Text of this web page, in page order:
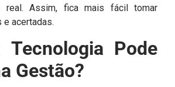
real. Assim, fica mais fácil tomar
acertadas.
Tecnologia Pode
Gestão?